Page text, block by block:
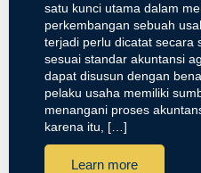
satu kunci utama dalam
perkembangan sebuah
terjadi perlu dicatat secara
sesuai standar akuntansi
dapat disusun dengan
pelaku usaha memiliki
menangani proses
karena itu, […]
Learn more